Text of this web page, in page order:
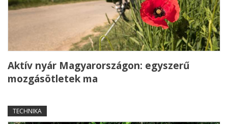
Aktív nyár Magyarországon: egyszerű
mozgásötletek ma
TECHNIKA